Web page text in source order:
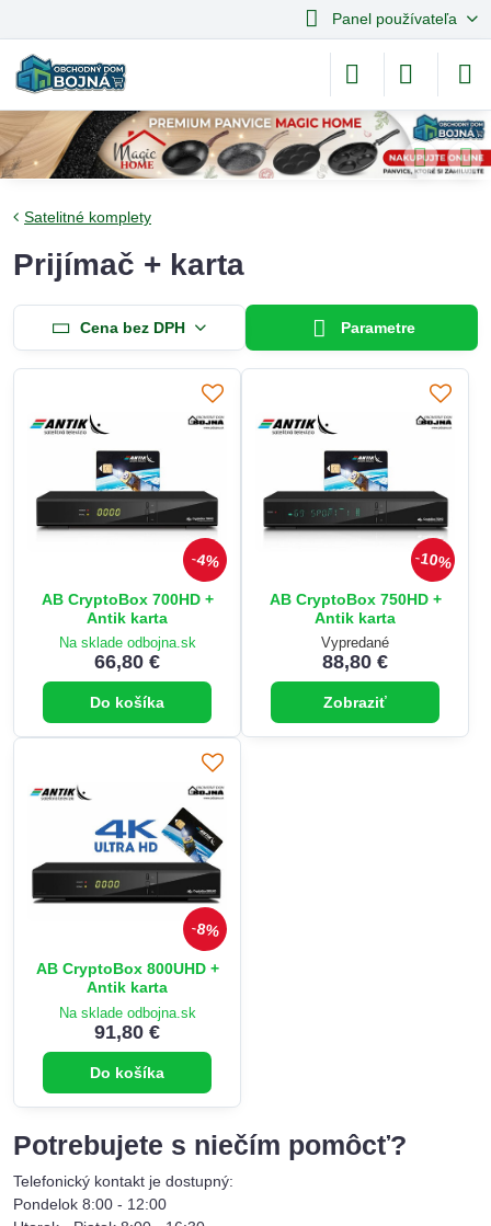
Panel používateľa
Satelitné komplety
Prijímač + karta
Cena bez DPH Parametre
4%
AB CryptoBox 700HD +
Antik karta
Na sklade odbojna.sk
66,80 €
Do košíka
10%
AB CryptoBox 750HD +
Antik karta
Vypredané
88,80 €
Zobraziť
8%
AB CryptoBox 800UHD +
Antik karta
Na sklade odbojna.sk
91,80 €
Do košíka
Potrebujete s niečím pomôcť?
Telefonický kontakt je dostupný:
Pondelok 8:00 - 12:00